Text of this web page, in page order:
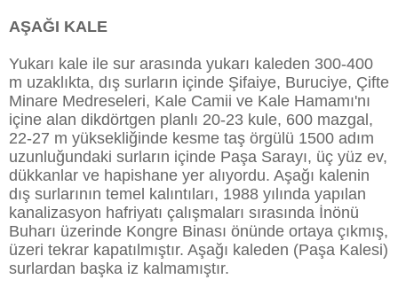
AŞAĞI KALE
Yukarı kale ile sur arasında yukarı kaleden 300-400
m uzaklıkta, dış surların içinde Şifaiye, Buruciye, Çifte
Minare Medreseleri, Kale Camii ve Kale Hamamı'nı
içine alan dikdörtgen planlı 20-23 kule, 600 mazgal,
22-27 m yüksekliğinde kesme taş örgülü 1500 adım
uzunluğundaki surların içinde Paşa Sarayı, üç yüz ev,
dükkanlar ve hapishane yer alıyordu. Aşağı kalenin
dış surlarının temel kalıntıları, 1988 yılında yapılan
kanalizasyon hafriyatı çalışmaları sırasında İnönü
Buharı üzerinde Kongre Binası önünde ortaya çıkmış,
üzeri tekrar kapatılmıştır. Aşağı kaleden (Paşa Kalesi)
surlardan başka iz kalmamıştır.